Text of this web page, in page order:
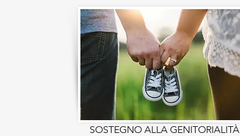
SOSTEGNO ALLA GENITORIALITÀ